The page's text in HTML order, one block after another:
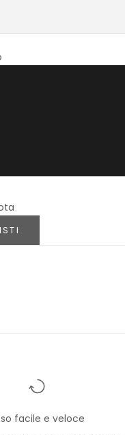
facile e veloce